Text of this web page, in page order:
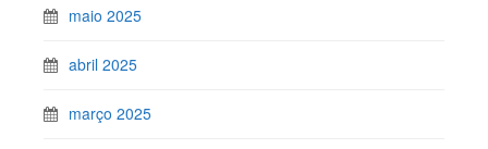
maio 2025
abril 2025
março 2025